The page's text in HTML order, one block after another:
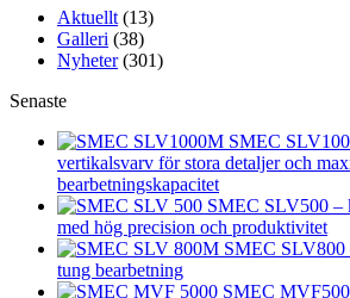
Aktuellt (13)
Galleri (38)
Nyheter(301)
Senaste
SMEC
vertikalsvarv för stora detaljer och
bearbetningskapacitet
SMEC SLV500 –
med hög precision och produktivitet
SMEC SLV800
tung bearbetning
SMEC